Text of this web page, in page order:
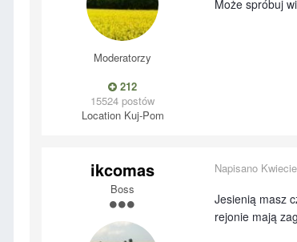
Moderatorzy
212
15524 postów
LocationKuj-Pom
Może spróbuj
ikcomas
Boss
Napisano
Jesienią masz
rejonie mają